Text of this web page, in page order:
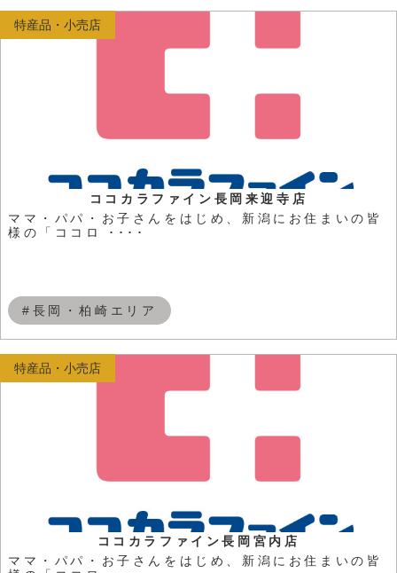
ココカラファイン長岡来迎寺店
ママ・パパ・お子さんをはじめ、新潟にお住まいの皆
様の「ココロ ････
#長岡・柏崎エリア
特産品・小売店
ココカラファイン長岡宮内店
ママ・パパ・お子さんをはじめ、新潟にお住まいの皆
特産品・小売店